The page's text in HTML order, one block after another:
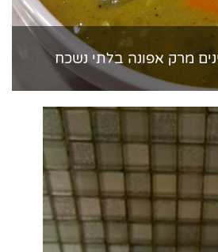
מרק אפונה בלתי נשכח